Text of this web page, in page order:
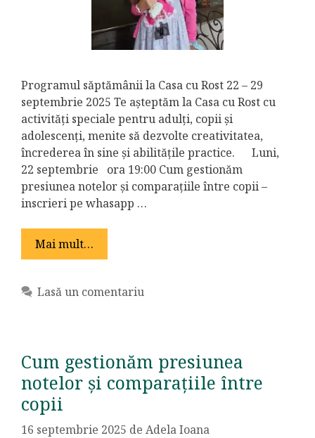
Programul săptămânii la Casa cu Rost 22 – 29
septembrie 2025 Te așteptăm la Casa cu Rost cu
activități speciale pentru adulți, copii și
adolescenți, menite să dezvolte creativitatea,
încrederea în sine și abilitățile practice. Luni,
22 septembrie ora 19:00 Cum gestionăm
presiunea notelor și comparațiile între copii –
inscrieri pe whasapp …
Mai mult…
Lasă un comentariu
Cum gestionăm presiunea
notelor și comparațiile între
copii
16 septembrie 2025 de Adela Ioana